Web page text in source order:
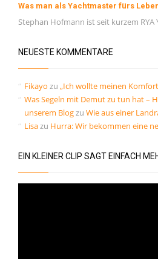
Was man als Yachtmaster fürs
Stephan Hofmann ist seit kurzem RYA
NEUESTE KOMMENTARE
Fikayo zu „Ich wollte meinen
Was Segeln mit Demut zu tun hat –
unserem Blogzu Wie aus einer
Lisazu Hurra: Wir bekommen eine
EIN KLEINER CLIP SAGT EINFACH